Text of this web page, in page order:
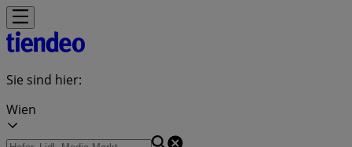
Sie sind hier:
Wien